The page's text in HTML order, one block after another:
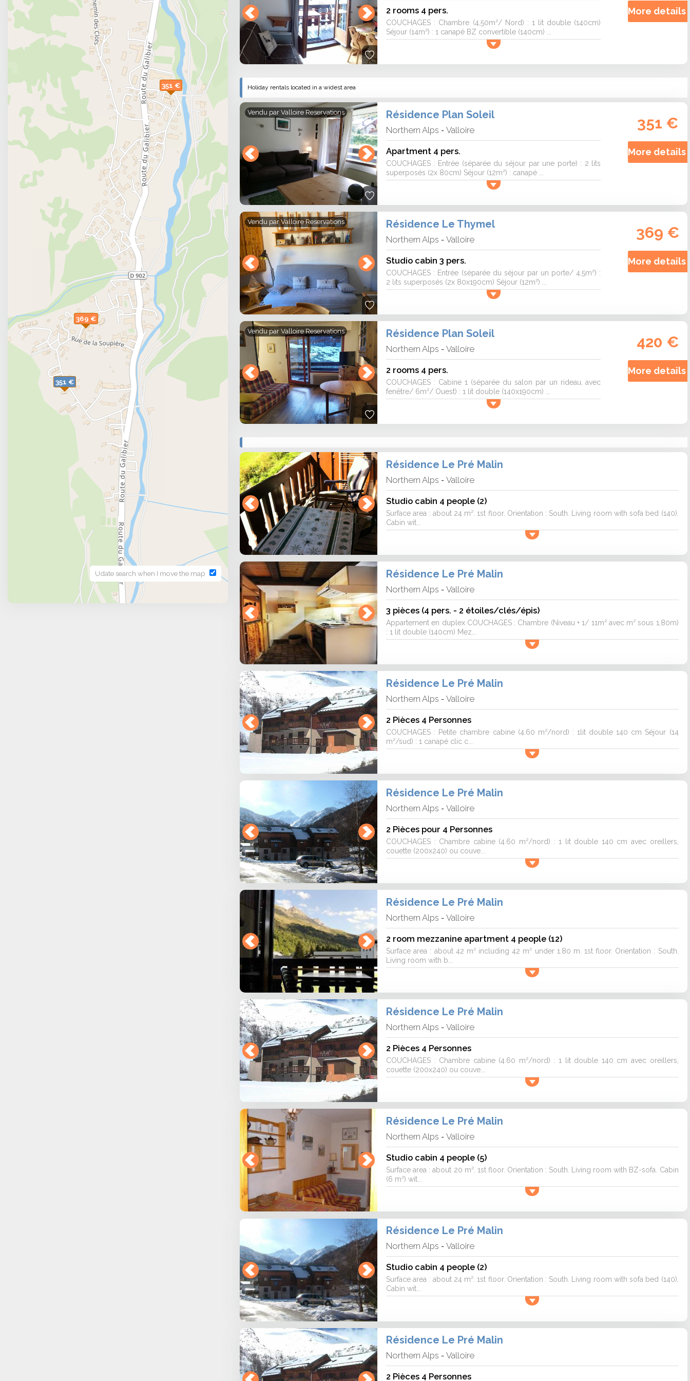
Reviews and ratings
The accomodations are rated an average of 8/10 by 4 visitor ratings on 3 rental websites.
351 €
351 €
369 €
Udate search when I move the map
2 rooms 4 pers.
COUCHAGES : Chambre (4,50m²/ Nord) : 1 lit double (140cm)
Séjour (14m²) : 1 canapé BZ convertible (140cm) ...
More details
Holiday rentals located in a widest area
Vendu parValloire Reservations Résidence Plan Soleil
Northern Alps -Valloire
Apartment 4 pers.
COUCHAGES : Entrée (séparée du séjour par une porte) : 2 lits
superposés (2x 80cm) Séjour (12m²) : canapé ...
351 €
More details
Vendu parValloire Reservations Résidence Le Thymel
Northern Alps -Valloire
Studio cabin 3 pers.
COUCHAGES : Entrée (séparée du séjour par un porte/ 4,5m²) :
2 lits superposés (2x 80x190cm) Séjour (12m²) ...
369 €
More details
Vendu parValloire Reservations Résidence Plan Soleil
Northern Alps -Valloire
2 rooms 4 pers.
COUCHAGES : Cabine 1 (séparée du salon par un rideau, avec
fenêtre/ 6m²/ Ouest) : 1 lit double (140x190cm) ...
420 €
More details
Résidence Le Pré Malin
Northern Alps -Valloire
Studio cabin 4 people (2)
Surface area : about 24 m². 1st floor. Orientation : South. Living room with sofa bed (140).
Cabin wit...
Résidence Le Pré Malin
Northern Alps -Valloire
3 pièces (4 pers. - 2 étoiles/clés/épis)
Appartement en duplex COUCHAGES : Chambre (Niveau + 1/ 11m² avec m² sous 1,80m)
: 1 lit double (140cm) Mez...
Résidence Le Pré Malin
Northern Alps -Valloire
2 Pièces 4 Personnes
COUCHAGES : Petite chambre cabine (4.60 m²/nord) : 1lit double 140 cm Séjour (14
m²/sud) : 1 canapé clic c...
Résidence Le Pré Malin
Northern Alps -Valloire
2 Pièces pour 4 Personnes
COUCHAGES : Chambre cabine (4.60 m²/nord) : 1 lit double 140 cm avec oreillers,
couette (200x240) ou couve...
Résidence Le Pré Malin
Northern Alps -Valloire
2 room mezzanine apartment 4 people (12)
Surface area : about 42 m² including 42 m² under 1.80 m. 1st floor. Orientation : South.
Living room with b...
Résidence Le Pré Malin
Northern Alps -Valloire
2 Pièces 4 Personnes
COUCHAGES : Chambre cabine (4.60 m²/nord) : 1 lit double 140 cm avec oreillers,
couette (200x240) ou couve...
Résidence Le Pré Malin
Northern Alps -Valloire
Studio cabin 4 people (5)
Surface area : about 20 m². 1st floor. Orientation : South. Living room with BZ-sofa. Cabin
(6 m²) wit...
Résidence Le Pré Malin
Northern Alps -Valloire
Studio cabin 4 people (2)
Surface area : about 24 m². 1st floor. Orientation : South. Living room with sofa bed (140).
Cabin wit...
Résidence Le Pré Malin
Northern Alps -Valloire
2 Pièces 4 Personnes